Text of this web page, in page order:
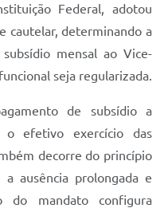
Federal, adotou
cautelar, determinando a
mensal ao Vice-
seja regularizada.
de subsídio a
o efetivo exercício das
decorre do princípio
a ausência prolongada e
do mandato configura